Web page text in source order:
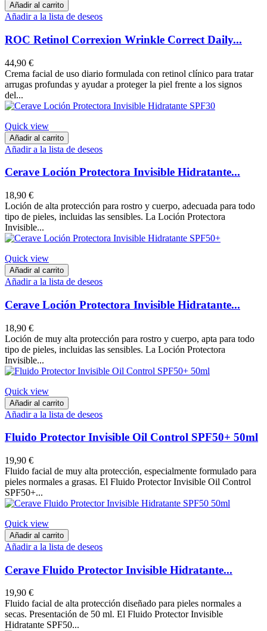
Añadir al carrito
Añadir a la lista de deseos
ROC Retinol Correxion Wrinkle Correct Daily...
44,90 €
Crema facial de uso diario formulada con retinol clínico para tratar
arrugas profundas y ayudar a proteger la piel frente a los signos
del...
Quick view
Añadir al carrito
Añadir a la lista de deseos
Cerave Loción Protectora Invisible Hidratante...
18,90 €
Loción de alta protección para rostro y cuerpo, adecuada para todo
tipo de pieles, incluidas las sensibles. La Loción Protectora
Invisible...
Quick view
Añadir al carrito
Añadir a la lista de deseos
Cerave Loción Protectora Invisible Hidratante...
18,90 €
Loción de muy alta protección para rostro y cuerpo, apta para todo
tipo de pieles, incluidas las sensibles. La Loción Protectora
Invisible...
Quick view
Añadir al carrito
Añadir a la lista de deseos
Fluido Protector Invisible Oil Control SPF50+ 50ml
19,90 €
Fluido facial de muy alta protección, especialmente formulado para
pieles normales a grasas. El Fluido Protector Invisible Oil Control
SPF50+...
Quick view
Añadir al carrito
Añadir a la lista de deseos
Cerave Fluido Protector Invisible Hidratante...
19,90 €
Fluido facial de alta protección diseñado para pieles normales a
secas. Presentación de 50 ml. El Fluido Protector Invisible
Hidratante SPF50...